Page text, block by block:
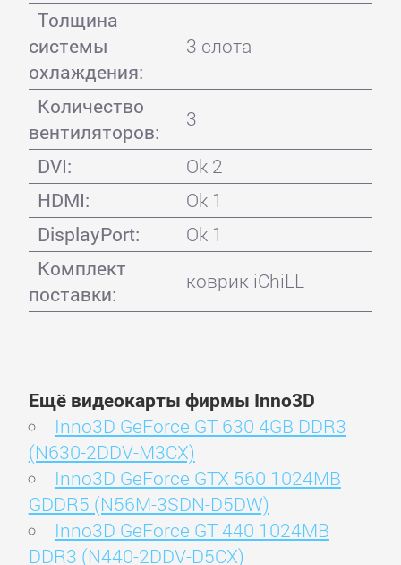
Толщина
системы
охлаждения:
3 слота
Количество
вентиляторов:
3
DVI:
Ok 2
HDMI:
Ok 1
DisplayPort:
Ok 1
Комплект
поставки:
коврик iChiLL
Ещё видеокарты фирмы Inno3D
Inno3D GeForce GT 630 4GB DDR3
(N630-2DDV-M3CX)
Inno3D GeForce GTX 560 1024MB
GDDR5 (N56M-3SDN-D5DW)
Inno3D GeForce GT 440 1024MB
DDR3 (N440-2DDV-D5CX)